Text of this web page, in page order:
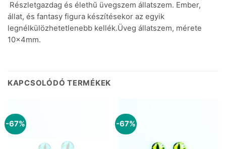
Részletgazdag és élethű üvegszem állatszem. Ember,
állat, és fantasy figura készítésekor az egyik
legnélkülözhetetlenebb kellék.Üveg állatszem, mérete
10x4mm.
KAPCSOLÓDÓ TERMÉKEK
-67% -67%